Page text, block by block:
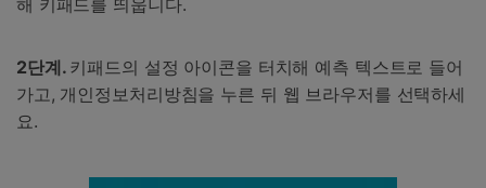
2단계. 키패드의 설정 아이콘을 터치해 예측 텍스트로 들어
가고, 개인정보처리방침을 누른 뒤 웹 브라우저를 선택하세
요.